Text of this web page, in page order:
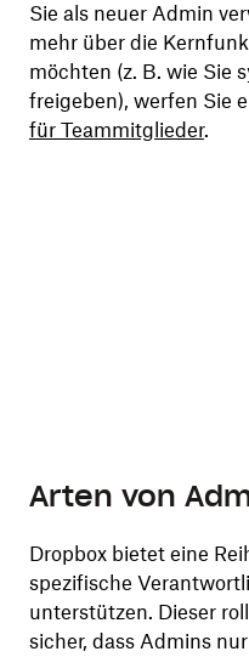
Sie als neuer Admin
mehr über die
möchten (z. B. wie Sie
freigeben), werfen Sie
für Teammitglieder.
Arten von
Dropbox bietet eine
spezifische
unterstützen. Dieser
sicher, dass Admins